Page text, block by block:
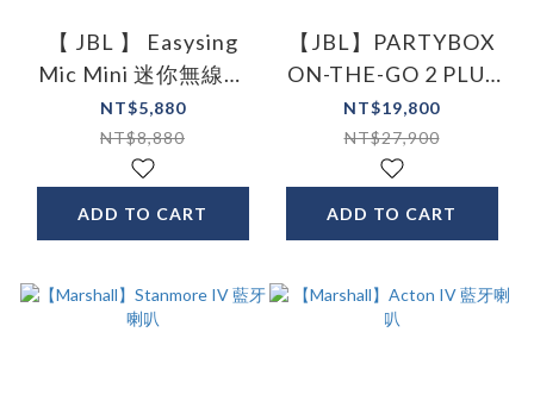
【 JBL 】 Easysing
Mic Mini 迷你無線麥
克風
NT$5,880
NT$8,880
ADD TO CART
【JBL】PARTYBOX
ON-THE-GO 2 PLUS
可攜式AI派對燈光藍
牙喇叭
NT$19,800
NT$27,900
ADD TO CART